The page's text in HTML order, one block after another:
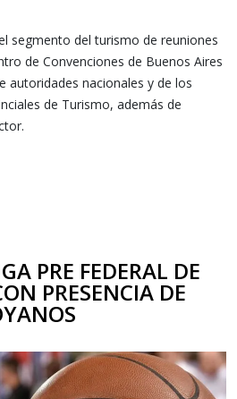
segmento del turismo de reuniones
de Convenciones de Buenos Aires
autoridades nacionales y de los
de Turismo, además de
PRE FEDERAL DE
PRESENCIA DE